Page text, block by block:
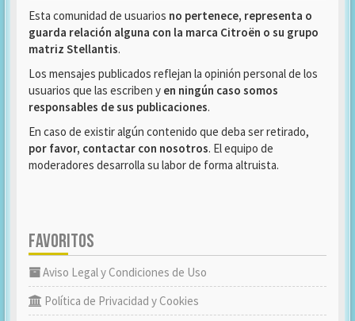
Esta comunidad de usuarios no pertenece, representa o
guarda relación alguna con la marca Citroën o su grupo
matriz Stellantis.
Los mensajes publicados reflejan la opinión personal de los
usuarios que las escriben y en ningún caso somos
responsables de sus publicaciones.
En caso de existir algún contenido que deba ser retirado,
por favor, contactar con nosotros. El equipo de
moderadores desarrolla su labor de forma altruista.
FAVORITOS
Aviso Legal y Condiciones de Uso
Política de Privacidad y Cookies